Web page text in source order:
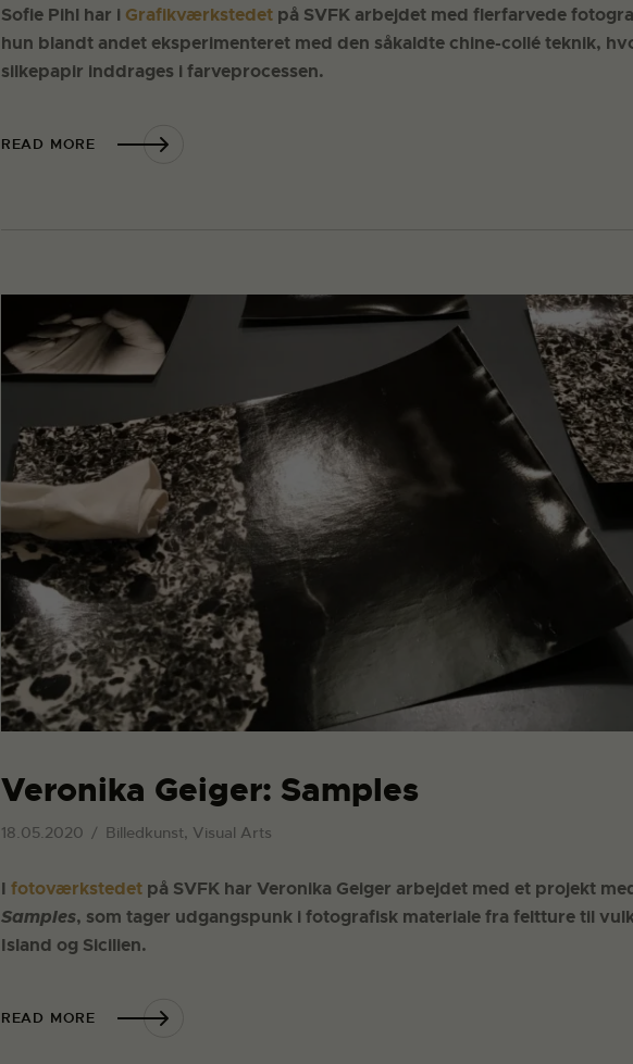
Sofie Pihl har i Grafikværkstedetpå SVFK arbejdet med flerfarvede
hun blandt andet eksperimenteret med den såkaldte chine-collé teknik,
silkepapir inddrages i farveprocessen.
READ MORE
Veronika Geiger: Samples
18.05.2020 Billedkunst, Visual Arts
I fotoværkstedet på SVFK har Veronika Geiger arbejdet med et projekt
Samples, som tager udgangspunk i fotografisk materiale fra feltture til
Island og Sicilien.
READ MORE